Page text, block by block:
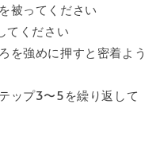
被ってください
てください
を強めに押すと密着よう
ップ3〜5を繰り返して